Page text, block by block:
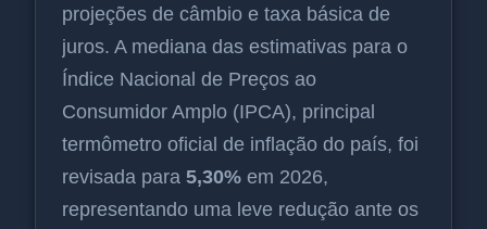
projeções de câmbio e taxa básica de
juros. A mediana das estimativas para o
Índice Nacional de Preços ao
Consumidor Amplo (IPCA), principal
termômetro oficial de inflação do país, foi
revisada para 5,30% em 2026,
representando uma leve redução ante os